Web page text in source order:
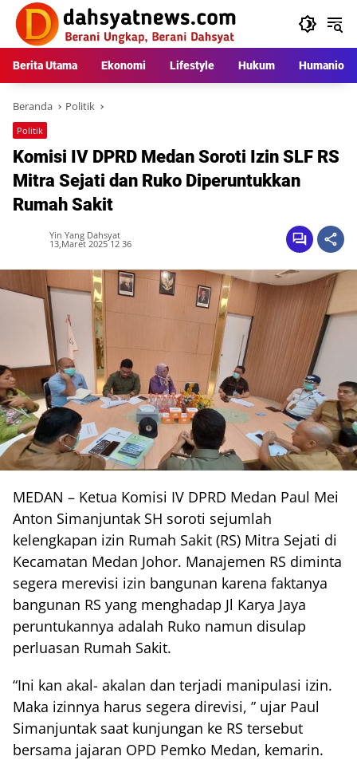
Langsung
konten
Berita Utama Ekonomi Lifestyle Hukum Humaniora
Beranda Politik
Politik
Komisi IV DPRD Medan Soroti Izin SLF RS
Mitra Sejati dan Ruko Diperuntukkan
Rumah Sakit
Yin Yang Dahsyat
13,Maret 2025 12 36
MEDAN – Ketua Komisi IV DPRD Medan Paul Mei
Anton Simanjuntak SH soroti sejumlah
kelengkapan izin Rumah Sakit (RS) Mitra Sejati di
Kecamatan Medan Johor. Manajemen RS diminta
segera merevisi izin bangunan karena faktanya
bangunan RS yang menghadap Jl Karya Jaya
peruntukannya adalah Ruko namun disulap
perluasan Rumah Sakit.
“Ini kan akal- akalan dan terjadi manipulasi izin.
Maka izinnya harus segera direvisi, ” ujar Paul
Simanjuntak saat kunjungan ke RS tersebut
bersama jajaran OPD Pemko Medan, kemarin.